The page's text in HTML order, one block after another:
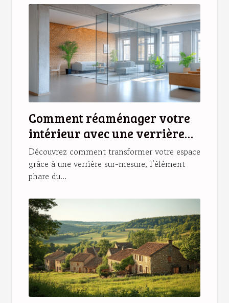
Comment réaménager votre
intérieur avec une verrière
sur-mesure ?
Découvrez comment transformer votre espace
grâce à une verrière sur-mesure, l’élément
phare du...